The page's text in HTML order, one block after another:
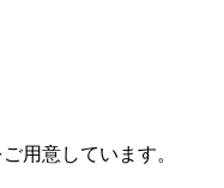
用意しています。